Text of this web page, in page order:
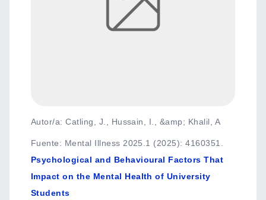
Autor/a: Catling, J., Hussain, I., &amp; Khalil, A
Fuente: Mental Illness 2025.1 (2025): 4160351.
Psychological and Behavioural Factors That
Impact on the Mental Health of University
Students